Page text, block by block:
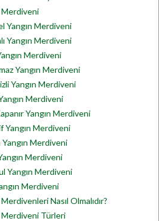
Merdiveni
Yangın Merdiveni
Yangın Merdiveni
Merdiveni
Yangın Merdiveni
Yangın Merdiveni
Merdiveni
Yangın Merdiveni
Merdiveni
Merdiveni
Merdiveni
Yangın Merdiveni
Merdiveni
Nasıl Olmalıdır?
Merdiveni Türleri